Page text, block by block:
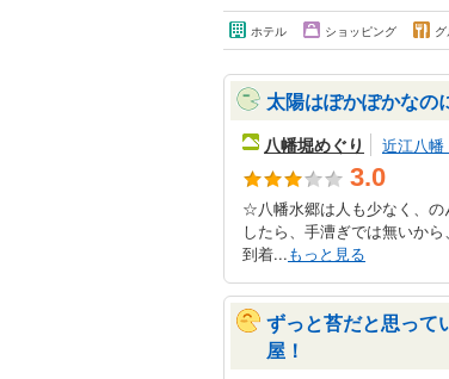
ホテル ショッピング
太陽はぽかぽかなの
八幡堀めぐり 近江八幡
3.0
☆八幡水郷は人も少なく、の
したら、手漕ぎでは無いか
到着...もっと見る
ずっと苔だと思って
屋！